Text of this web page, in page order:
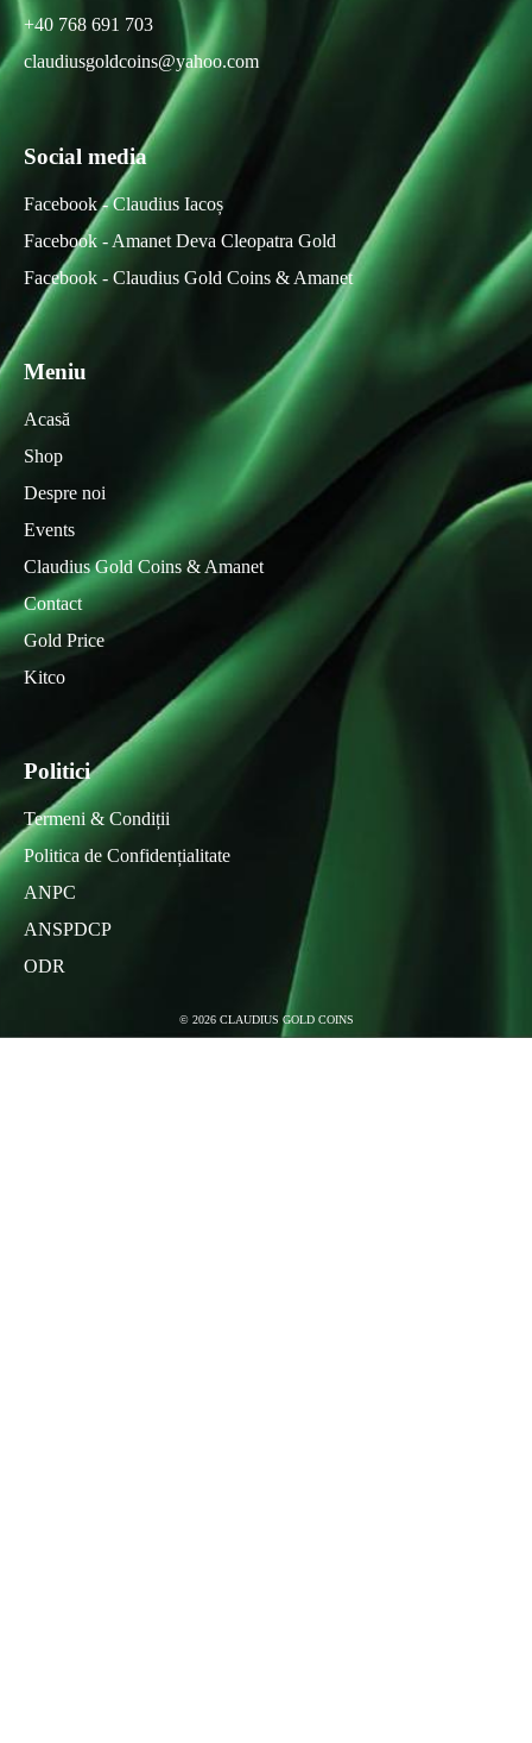
+40 768 691 703
claudiusgoldcoins@yahoo.com
Social media
Facebook - Claudius Iacoș
Facebook - Amanet Deva Cleopatra Gold
Facebook - Claudius Gold Coins & Amanet
Meniu
Acasă
Shop
Despre noi
Events
Claudius Gold Coins & Amanet
Contact
Gold Price
Kitco
Politici
Termeni & Condiții
Politica de Confidențialitate
ANPC
ANSPDCP
ODR
© 2026 CLAUDIUS GOLD COINS